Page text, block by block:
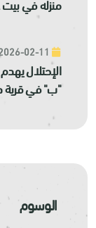
الإحتلال
"ب" في قرية
الوسوم